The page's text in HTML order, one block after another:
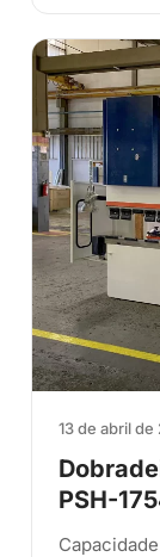
13 de abril de
PSH-